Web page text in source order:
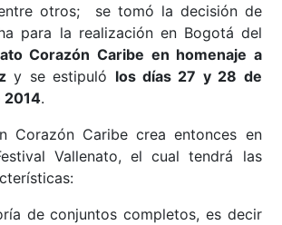
otros; se tomó la decisión de
para la realización en Bogotá del
Corazón Caribe en homenaje a
y se estipuló los días 27 y 28 de
2014.
Corazón Caribe crea entonces en
Vallenato, el cual tendrá las
de conjuntos completos, es decir